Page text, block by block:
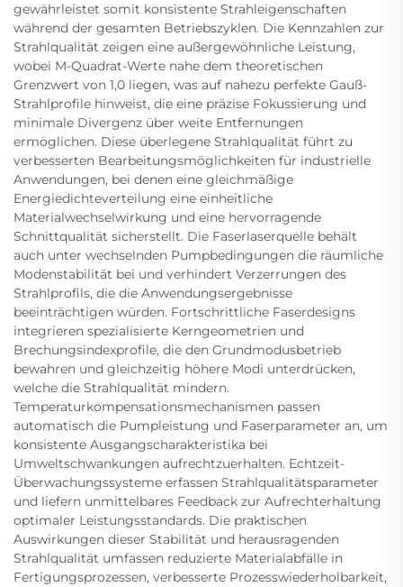
gewährleistet somit konsistente Strahleigenschaften
während der gesamten Betriebszyklen. Die Kennzahlen zur
Strahlqualität zeigen eine außergewöhnliche Leistung,
wobei M-Quadrat-Werte nahe dem theoretischen
Grenzwert von 1,0 liegen, was auf nahezu perfekte Gauß-
Strahlprofile hinweist, die eine präzise Fokussierung und
minimale Divergenz über weite Entfernungen
ermöglichen. Diese überlegene Strahlqualität führt zu
verbesserten Bearbeitungsmöglichkeiten für industrielle
Anwendungen, bei denen eine gleichmäßige
Energiedichteverteilung eine einheitliche
Materialwechselwirkung und eine hervorragende
Schnittqualität sicherstellt. Die Faserlaserquelle behält
auch unter wechselnden Pumpbedingungen die räumliche
Modenstabilität bei und verhindert Verzerrungen des
Strahlprofils, die die Anwendungsergebnisse
beeinträchtigen würden. Fortschrittliche Faserdesigns
integrieren spezialisierte Kerngeometrien und
Brechungsindexprofile, die den Grundmodusbetrieb
bewahren und gleichzeitig höhere Modi unterdrücken,
welche die Strahlqualität mindern.
Temperaturkompensationsmechanismen passen
automatisch die Pumpleistung und Faserparameter an, um
konsistente Ausgangscharakteristika bei
Umweltschwankungen aufrechtzuerhalten. Echtzeit-
Überwachungssysteme erfassen Strahlqualitätsparameter
und liefern unmittelbares Feedback zur Aufrechterhaltung
optimaler Leistungsstandards. Die praktischen
Auswirkungen dieser Stabilität und herausragenden
Strahlqualität umfassen reduzierte Materialabfälle in
Fertigungsprozessen, verbesserte Prozesswiederholbarkeit,